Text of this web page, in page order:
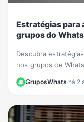
Estratégias para
grupos do
Descubra
nos grupos de
um ambiente
GruposWhats·há 2